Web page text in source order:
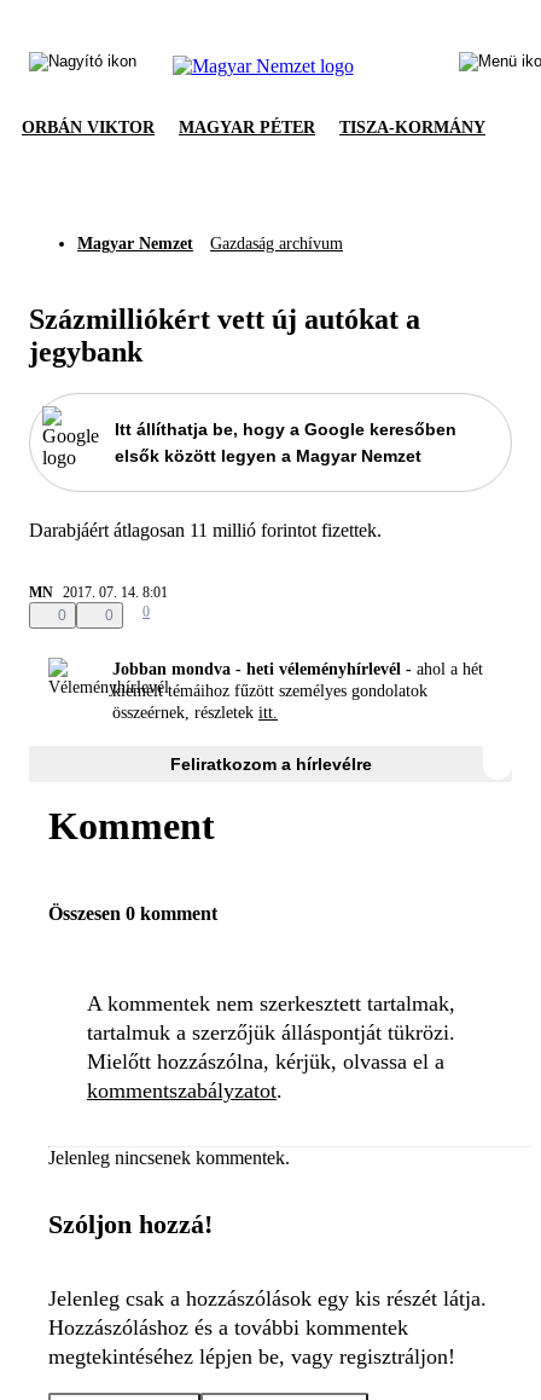
ORBÁN VIKTOR MAGYAR PÉTER TISZA-KORMÁNY
Magyar Nemzet Gazdaság archívum
Százmilliókért vett új autókat a
jegybank
Itt állíthatja be, hogy a Google keresőben
elsők között legyen a Magyar Nemzet
Darabjáért átlagosan 11 millió forintot fizettek.
MN 2017. 07. 14. 8:01
0
0 0
Jobban mondva - heti véleményhírlevél - ahol a hét
kiemelt témáihoz fűzött személyes gondolatok
összeérnek, részletek itt.
Feliratkozom a hírlevélre
Komment
Összesen 0 komment
A kommentek nem szerkesztett tartalmak,
tartalmuk a szerzőjük álláspontját tükrözi.
Mielőtt hozzászólna, kérjük, olvassa el a
kommentszabályzatot.
Jelenleg nincsenek kommentek.
Szóljon hozzá!
Jelenleg csak a hozzászólások egy kis részét látja.
Hozzászóláshoz és a további kommentek
megtekintéséhez lépjen be, vagy regisztráljon!